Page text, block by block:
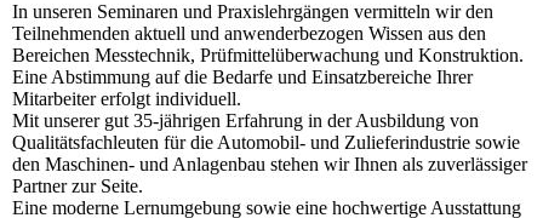
In unseren Seminaren und Praxislehrgängen vermitteln wir den
Teilnehmenden aktuell und anwenderbezogen Wissen aus den
Bereichen Messtechnik, Prüfmittelüberwachung und Konstruktion.
Eine Abstimmung auf die Bedarfe und Einsatzbereiche Ihrer
Mitarbeiter erfolgt individuell.
Mit unserer gut 35-jährigen Erfahrung in der Ausbildung von
Qualitätsfachleuten für die Automobil- und Zulieferindustrie sowie
den Maschinen- und Anlagenbau stehen wir Ihnen als zuverlässiger
Partner zur Seite.
Eine moderne Lernumgebung sowie eine hochwertige Ausstattung